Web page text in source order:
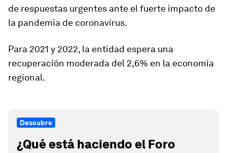
de respuestas urgentes ante el fuerte impacto de
la pandemia de coronavirus.
Para 2021 y 2022, la entidad espera una
recuperación moderada del 2,6% en la economía
regional.
Descubre
¿Qué está haciendo el Foro